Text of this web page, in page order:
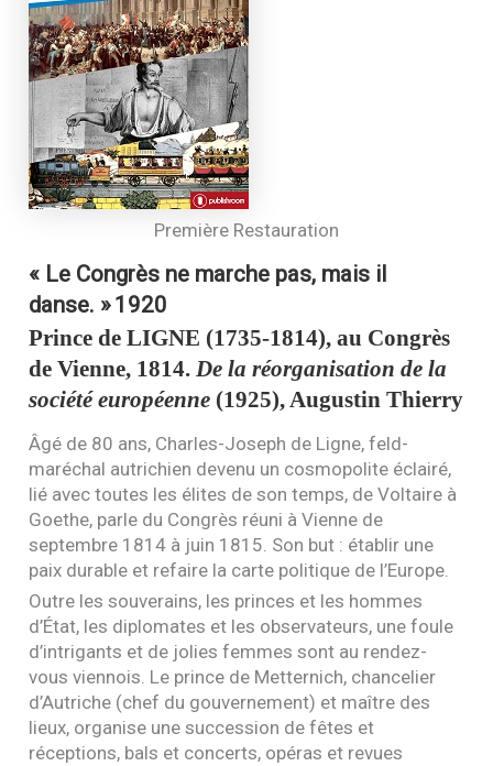
Première Restauration
« Le Congrès ne marche pas, mais il
danse. »1920
Prince deLIGNE (1735-1814), au Congrès
de Vienne, 1814. De la réorganisation de la
société européenne (1925), Augustin Thierry
Âgé de 80 ans, Charles-Joseph de Ligne, feld-
maréchal autrichien devenu un cosmopolite éclairé,
lié avec toutes les élites de son temps, de Voltaire à
Goethe, parle du Congrès réuni à Vienne de
septembre 1814 à juin 1815. Son but : établir une
paix durable et refaire la carte politique de l’Europe.
Outre les souverains, les princes et les hommes
d’État, les diplomates et les observateurs, une foule
d’intrigants et de jolies femmes sont au rendez-
vous viennois. Le prince de Metternich, chancelier
d’Autriche (chef du gouvernement) et maître des
lieux, organise une succession de fêtes et
réceptions, bals et concerts, opéras et revues